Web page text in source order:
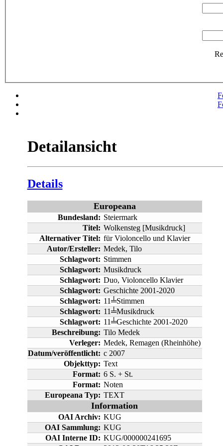
Detailansicht
Details
Europeana
Bundesland: Steiermark
Titel: Wolkensteg [Musikdruck]
Alternativer Titel: für Violoncello und Klavier
Autor/Ersteller: Medek, Tilo
Schlagwort: Stimmen
Schlagwort: Musikdruck
Schlagwort: Duo, Violoncello Klavier
Schlagwort: Geschichte 2001-2020
Schlagwort: 11╧Stimmen
Schlagwort: 11╧Musikdruck
Schlagwort: 11╧Geschichte 2001-2020
Beschreibung: Tilo Medek
Verleger: Medek, Remagen (Rheinhöhe)
Datum/veröffentlicht: c 2007
Objekttyp: Text
Format: 6 S. + St.
Format: Noten
Europeana Typ: TEXT
Information
OAI Archiv: KUG
OAI Sammlung: KUG
OAI Interne ID: KUG/000000241695